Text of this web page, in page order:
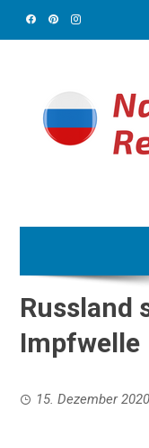
Russland
Impfwelle
15. Dezember 2020